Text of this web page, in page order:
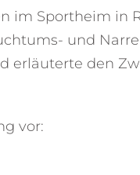
im Sportheim
und
erläuterte den
vor: